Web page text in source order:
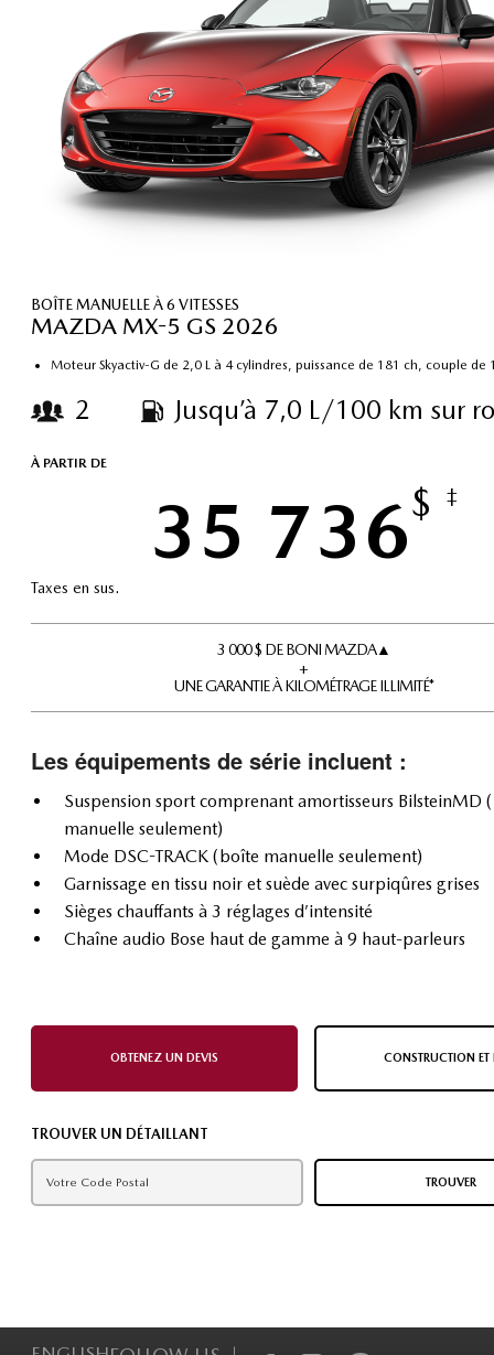
BOÎTE MANUELLE À 6 VITESSES
MAZDA MX-5 GS 2026
Moteur Skyactiv-G de 2,0 L à 4 cylindres, puissance de 181 ch, couple de
2 Jusqu’à 7,0 L/100 km sur
À PARTIR DE
35 736$ ‡
Taxes en sus.
3 000 $ DE BONI MAZDA▲
+
UNE GARANTIE À KILOMÉTRAGE ILLIMITÉ*
Les équipements de série incluent :
Suspension sport comprenant amortisseurs BilsteinMD
manuelle seulement)
Mode DSC-TRACK (boîte manuelle seulement)
Garnissage en tissu noir et suède avec surpiqûres grises
Sièges chauffants à 3 réglages d’intensité
Chaîne audio Bose haut de gamme à 9 haut-parleurs
OBTENEZ UN DEVIS CONSTRUCTION ET
TROUVER UN DÉTAILLANT
TROUVER